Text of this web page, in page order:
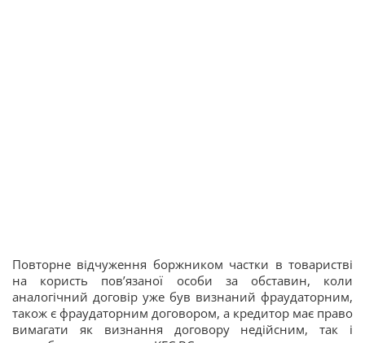
Повторне відчуження боржником частки в товаристві
на користь пов’язаної особи за обставин, коли
аналогічний договір уже був визнаний фраудаторним,
також є фраудаторним договором, а кредитор має право
вимагати як визнання договору недійсним, так і